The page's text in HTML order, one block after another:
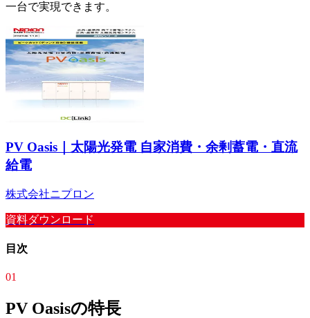
一台で実現できます。
PV Oasis｜太陽光発電 自家消費・余剰蓄電・直流
給電
株式会社ニプロン
資料ダウンロード
目次
01
PV Oasisの特長